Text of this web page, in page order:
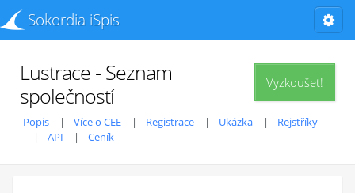
Sokordia iSpis
Vyzkoušet!
Lustrace - Seznam
společností
Popis Více o CEE Registrace Ukázka
Rejstříky
API
Ceník